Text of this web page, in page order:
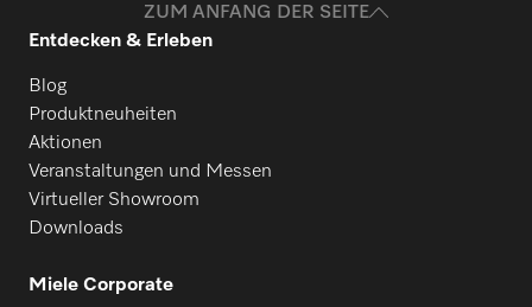
ZUM ANFANG DER SEITE
Entdecken & Erleben
Blog
Produktneuheiten
Aktionen
Veranstaltungen und Messen
Virtueller Showroom
Downloads
Miele Corporate